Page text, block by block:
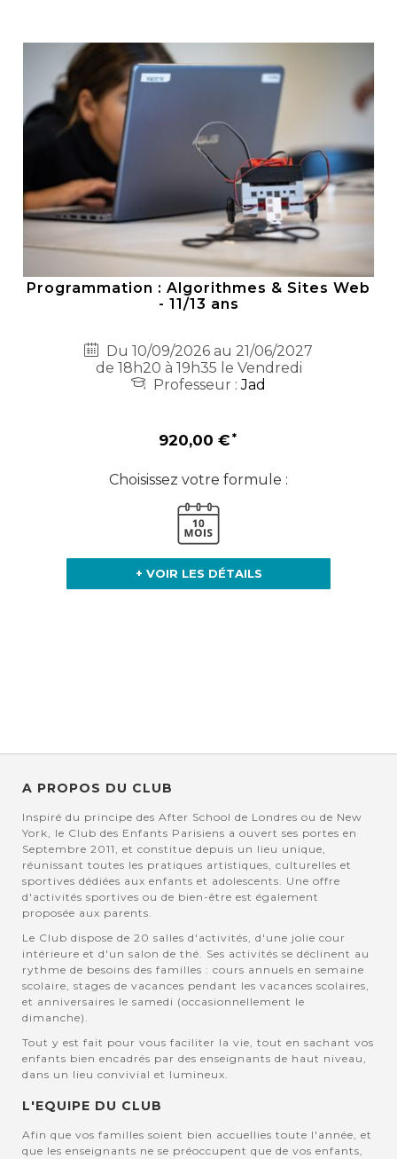
Programmation : Algorithmes & Sites Web
- 11/13 ans
Du 10/09/2026 au 21/06/2027
de 18h20 à 19h35 le Vendredi
Professeur :Jad
920,00 €
Choisissez votre formule :
+ VOIR LES DÉTAILS
A PROPOS DU CLUB
Inspiré du principe des After School de Londres ou de New
York, le Club des Enfants Parisiens a ouvert ses portes en
Septembre 2011, et constitue depuis un lieu unique,
réunissant toutes les pratiques artistiques, culturelles et
sportives dédiées aux enfants et adolescents. Une offre
d'activités sportives ou de bien-être est également
proposée aux parents.
Le Club dispose de 20 salles d'activités, d'une jolie cour
intérieure et d'un salon de thé. Ses activités se déclinent au
rythme de besoins des familles : cours annuels en semaine
scolaire, stages de vacances pendant les vacances scolaires,
et anniversaires le samedi (occasionnellement le
dimanche).
Tout y est fait pour vous faciliter la vie, tout en sachant vos
enfants bien encadrés par des enseignants de haut niveau,
dans un lieu convivial et lumineux.
L'EQUIPE DU CLUB
Afin que vos familles soient bien accuellies toute l'année, et
que les enseignants ne se préoccupent que de vos enfants,